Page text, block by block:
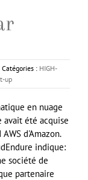
Catégories : HIGH-
up
en nuage
avait été acquise
d'Amazon.
indique:
société de
partenaire